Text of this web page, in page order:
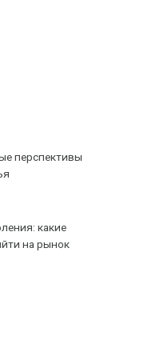
перспективы
какие
на рынок